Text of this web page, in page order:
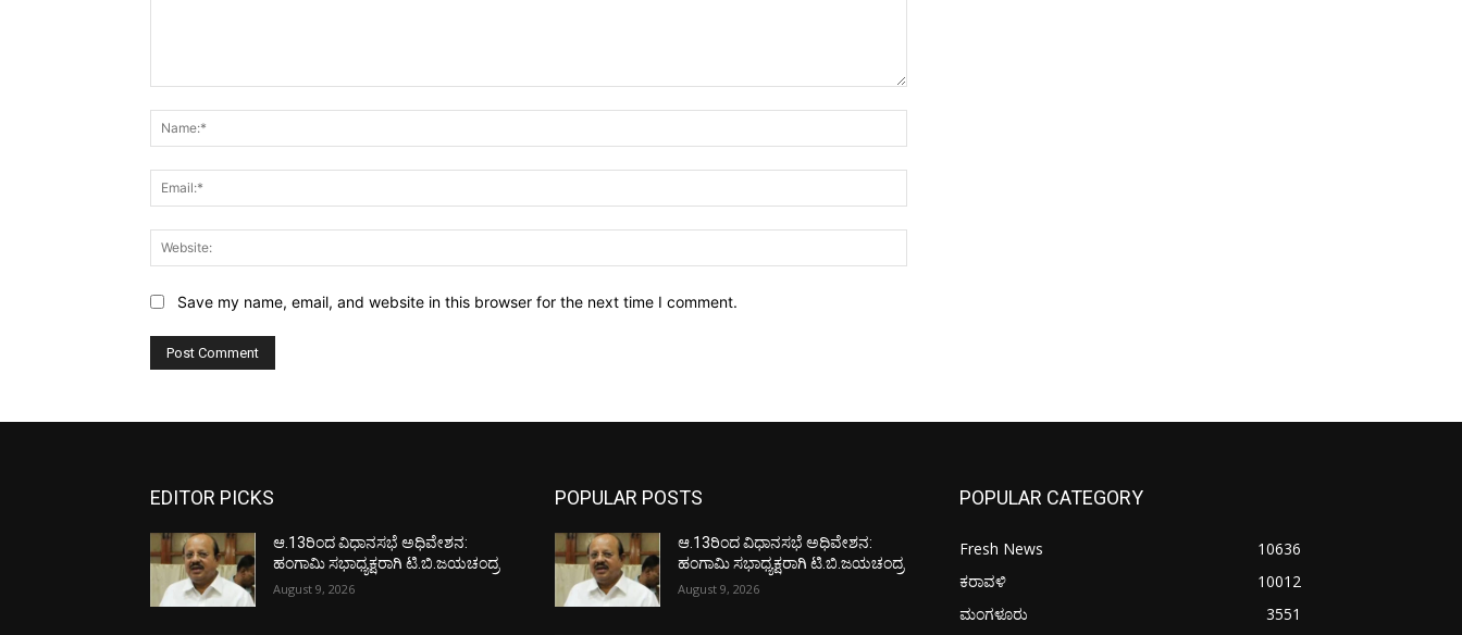
Save my name, email, and website in this browser for the next time I comment.
EDITOR PICKS
ಆ.13ರಿಂದ ವಿಧಾನಸಭೆ ಅಧಿವೇಶನ:
ಹಂಗಾಮಿ ಸಭಾಧ್ಯಕ್ಷರಾಗಿ ಟಿ.ಬಿ.ಜಯಚಂದ್ರ
August 9, 2026
POPULAR POSTS
ಆ.13ರಿಂದ ವಿಧಾನಸಭೆ ಅಧಿವೇಶನ:
ಹಂಗಾಮಿ ಸಭಾಧ್ಯಕ್ಷರಾಗಿ ಟಿ.ಬಿ.ಜಯಚಂದ್ರ
August 9, 2026
POPULAR CATEGORY
Fresh News
10636
ಕರಾವಳಿ
10012
ಮಂಗಳೂರು
3551